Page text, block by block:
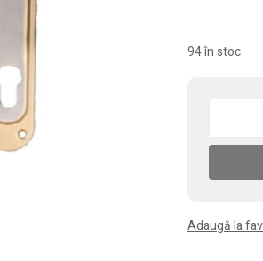
94 în stoc
Kumru
saten
cilindru
Adaugă la